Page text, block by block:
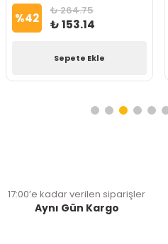
%42 ₺ 264.75
₺ 153.14
Sepete Ekle
17:00’e kadar verilen siparişler
Aynı Gün Kargo